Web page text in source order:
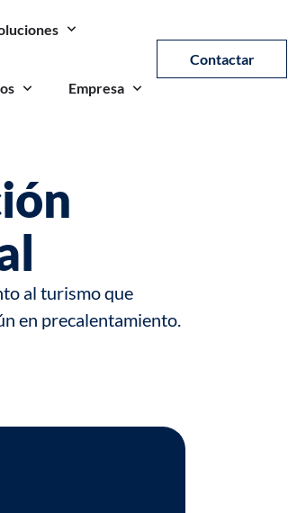
Empresa
Contactar
al turismo que
en precalentamiento.